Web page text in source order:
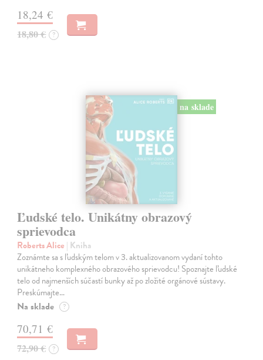
18,24 €
18,80 € ?
na sklade
Ľudské telo. Unikátny obrazový
sprievodca
Roberts Alice | Kniha
Zoznámte sa s ľudským telom v 3. aktualizovanom vydaní tohto
unikátneho komplexného obrazového sprievodcu! Spoznajte ľudské
telo od najmenších súčastí bunky až po zložité orgánové sústavy.
Preskúmajte…
Na sklade ?
70,71 €
72,90 € ?